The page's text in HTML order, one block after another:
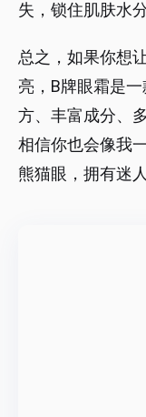
失，锁住肌肤水
总之，如果你想
亮，B牌眼霜是
方、丰富成分、
相信你也会像我
熊猫眼，拥有迷